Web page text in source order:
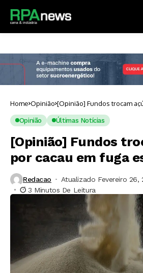
Home Opinião [Opinião] Fundos trocam
estratégica
Opinião Últimas Notícias
[Opinião] Fundos
por cacau em fuga
Redacao
Atualizado Fevereiro 26,
3 Minutos De Leitura